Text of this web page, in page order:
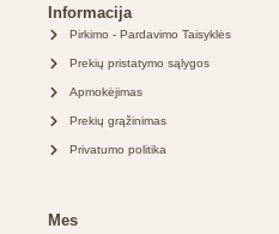
Informacija
Pirkimo - Pardavimo Taisyklės
Prekių pristatymo sąlygos
Apmokėjimas
Prekių grąžinimas
Privatumo politika
Mes